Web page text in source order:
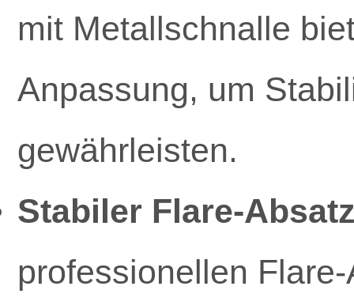
mit Metallschnalle
Anpassung, um
gewährleisten.
Stabiler Flare-
professionellen